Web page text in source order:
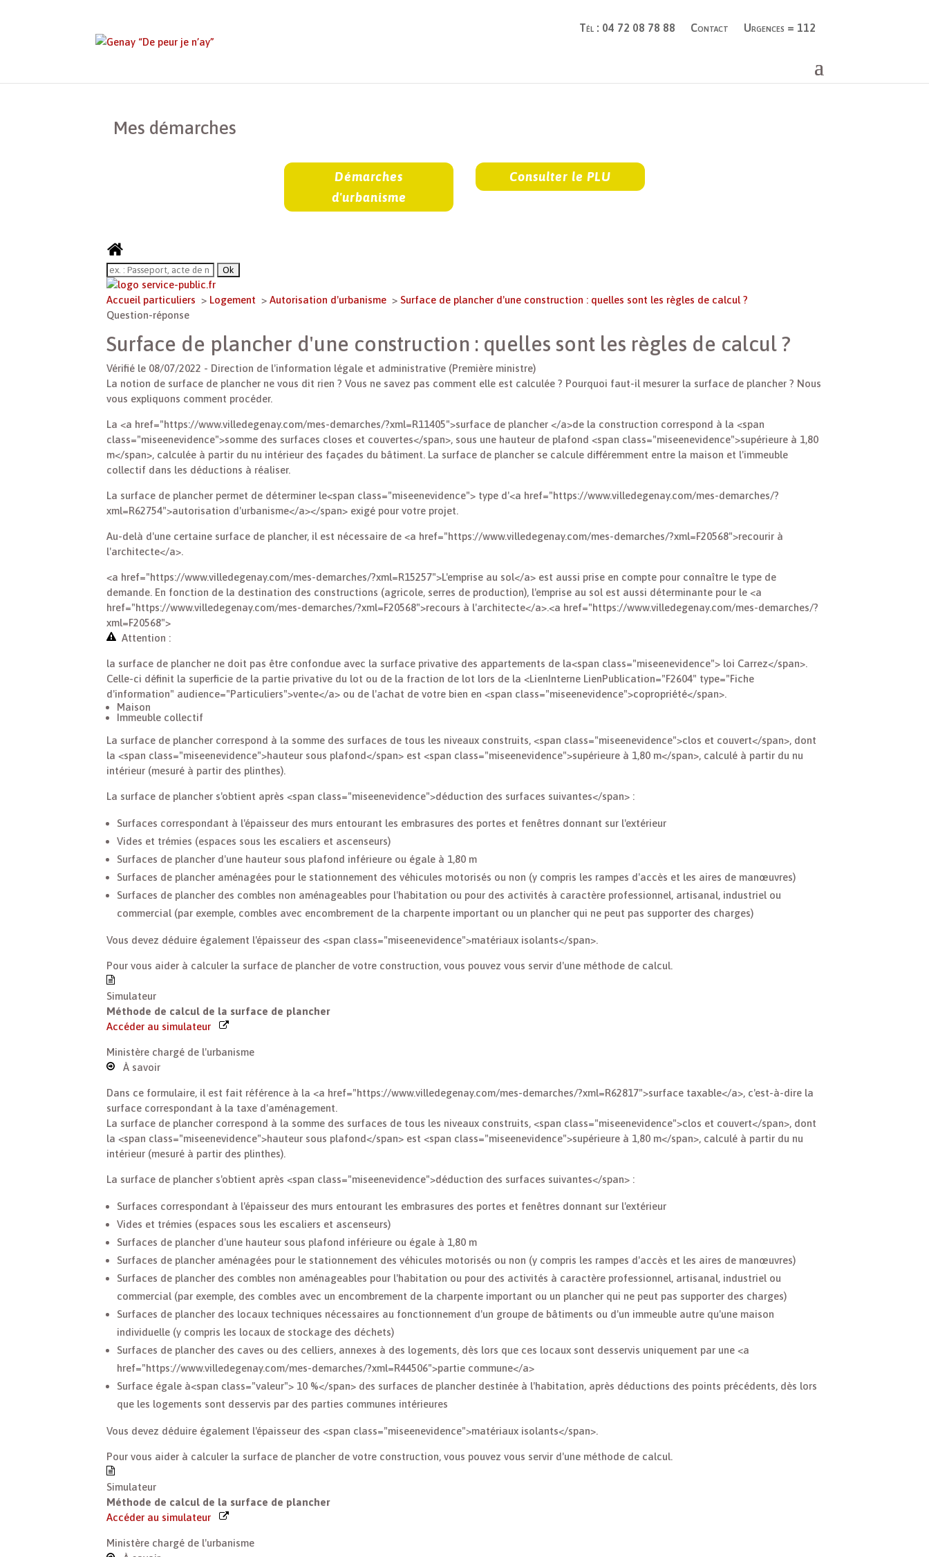
Tél : 04 72 08 78 88 Contact Urgences = 112
Mes démarches
Démarches
d'urbanisme
Consulter le PLU
Accueil particuliers > Logement > Autorisation d'urbanisme > Surface de plancher d'une construction : quelles sont les règles de calcul ?
Question-réponse
Surface de plancher d'une construction : quelles sont les règles de calcul ?
Vérifié le 08/07/2022 - Direction de l'information légale et administrative (Première ministre)
La notion de surface de plancher ne vous dit rien ? Vous ne savez pas comment elle est calculée ? Pourquoi faut-il mesurer la surface de plancher ? Nous
vous expliquons comment procéder.
La <a href="https://www.villedegenay.com/mes-demarches/?xml=R11405">surface de plancher </a>de la construction correspond à la <span
class="miseenevidence">somme des surfaces closes et couvertes</span>, sous une hauteur de plafond <span class="miseenevidence">supérieure à 1,80
m</span>, calculée à partir du nu intérieur des façades du bâtiment. La surface de plancher se calcule différemment entre la maison et l'immeuble
collectif dans les déductions à réaliser.
La surface de plancher permet de déterminer le<span class="miseenevidence"> type d'<a href="https://www.villedegenay.com/mes-demarches/?
xml=R62754">autorisation d'urbanisme</a></span> exigé pour votre projet.
Au-delà d'une certaine surface de plancher, il est nécessaire de <a href="https://www.villedegenay.com/mes-demarches/?xml=F20568">recourir à
l'architecte</a>.
<a href="https://www.villedegenay.com/mes-demarches/?xml=R15257">L'emprise au sol</a> est aussi prise en compte pour connaître le type de
demande. En fonction de la destination des constructions (agricole, serres de production), l'emprise au sol est aussi déterminante pour le <a
href="https://www.villedegenay.com/mes-demarches/?xml=F20568">recours à l'architecte</a>.<a href="https://www.villedegenay.com/mes-demarches/?
xml=F20568">
Attention :
la surface de plancher ne doit pas être confondue avec la surface privative des appartements de la<span class="miseenevidence"> loi Carrez</span>.
Celle-ci définit la superficie de la partie privative du lot ou de la fraction de lot lors de la <LienInterne LienPublication="F2604" type="Fiche
d'information" audience="Particuliers">vente</a> ou de l'achat de votre bien en <span class="miseenevidence">copropriété</span>.
Maison
Immeuble collectif
La surface de plancher correspond à la somme des surfaces de tous les niveaux construits, <span class="miseenevidence">clos et couvert</span>, dont
la <span class="miseenevidence">hauteur sous plafond</span> est <span class="miseenevidence">supérieure à 1,80 m</span>, calculé à partir du nu
intérieur (mesuré à partir des plinthes).
La surface de plancher s'obtient après <span class="miseenevidence">déduction des surfaces suivantes</span> :
Surfaces correspondant à l'épaisseur des murs entourant les embrasures des portes et fenêtres donnant sur l'extérieur
Vides et trémies (espaces sous les escaliers et ascenseurs)
Surfaces de plancher d'une hauteur sous plafond inférieure ou égale à 1,80 m
Surfaces de plancher aménagées pour le stationnement des véhicules motorisés ou non (y compris les rampes d'accès et les aires de manœuvres)
Surfaces de plancher des combles non aménageables pour l'habitation ou pour des activités à caractère professionnel, artisanal, industriel ou
commercial (par exemple, combles avec encombrement de la charpente important ou un plancher qui ne peut pas supporter des charges)
Vous devez déduire également l'épaisseur des <span class="miseenevidence">matériaux isolants</span>.
Pour vous aider à calculer la surface de plancher de votre construction, vous pouvez vous servir d'une méthode de calcul.
Simulateur
Méthode de calcul de la surface de plancher
Accéder au simulateur
Ministère chargé de l'urbanisme
À savoir
Dans ce formulaire, il est fait référence à la <a href="https://www.villedegenay.com/mes-demarches/?xml=R62817">surface taxable</a>, c'est-à-dire la
surface correspondant à la taxe d'aménagement.
La surface de plancher correspond à la somme des surfaces de tous les niveaux construits, <span class="miseenevidence">clos et couvert</span>, dont
la <span class="miseenevidence">hauteur sous plafond</span> est <span class="miseenevidence">supérieure à 1,80 m</span>, calculé à partir du nu
intérieur (mesuré à partir des plinthes).
La surface de plancher s'obtient après <span class="miseenevidence">déduction des surfaces suivantes</span> :
Surfaces correspondant à l'épaisseur des murs entourant les embrasures des portes et fenêtres donnant sur l'extérieur
Vides et trémies (espaces sous les escaliers et ascenseurs)
Surfaces de plancher d'une hauteur sous plafond inférieure ou égale à 1,80 m
Surfaces de plancher aménagées pour le stationnement des véhicules motorisés ou non (y compris les rampes d'accès et les aires de manœuvres)
Surfaces de plancher des combles non aménageables pour l'habitation ou pour des activités à caractère professionnel, artisanal, industriel ou
commercial (par exemple, des combles avec un encombrement de la charpente important ou un plancher qui ne peut pas supporter des charges)
Surfaces de plancher des locaux techniques nécessaires au fonctionnement d'un groupe de bâtiments ou d'un immeuble autre qu'une maison
individuelle (y compris les locaux de stockage des déchets)
Surfaces de plancher des caves ou des celliers, annexes à des logements, dès lors que ces locaux sont desservis uniquement par une <a
href="https://www.villedegenay.com/mes-demarches/?xml=R44506">partie commune</a>
Surface égale à<span class="valeur"> 10 %</span> des surfaces de plancher destinée à l'habitation, après déductions des points précédents, dès lors
que les logements sont desservis par des parties communes intérieures
Vous devez déduire également l'épaisseur des <span class="miseenevidence">matériaux isolants</span>.
Pour vous aider à calculer la surface de plancher de votre construction, vous pouvez vous servir d'une méthode de calcul.
Simulateur
Méthode de calcul de la surface de plancher
Accéder au simulateur
Ministère chargé de l'urbanisme